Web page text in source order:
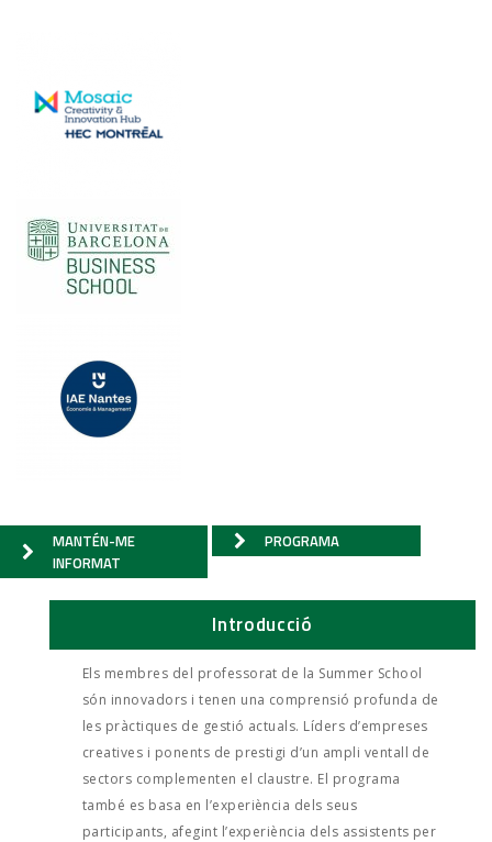
MANTÉN-ME
INFORMAT
PROGRAMA
Introducció
Els membres del professorat de la Summer School
són innovadors i tenen una comprensió profunda de
les pràctiques de gestió actuals. Líders d’empreses
creatives i ponents de prestigi d’un ampli ventall de
sectors complementen el claustre. El programa
també es basa en l’experiència dels seus
participants, afegint l’experiència dels assistents per